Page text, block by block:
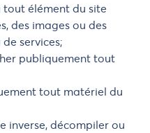
tout élément du site
des images ou des
services;
publiquement tout
tout matériel du
inverse, décompiler ou